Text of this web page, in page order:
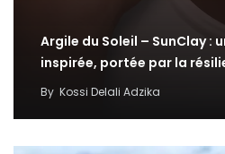
Argile du Soleil – SunClay :
inspirée, portée par la
By Kossi Delali Adzika